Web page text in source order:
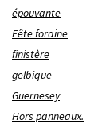
épouvante
Fête foraine
finistère
gelbique
Guernesey
Hors panneaux.